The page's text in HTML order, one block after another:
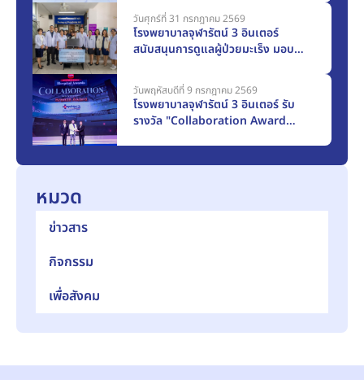
สมองระดับโลก
วันศุกร์ที่ 31 กรกฎาคม 2569
โรงพยาบาลจุฬารัตน์ 3 อินเตอร์
สนับสนุนการดูแลผู้ป่วยมะเร็ง มอบ
สมุทรปราการ มูลค่า 117,000 บาท
วันพฤหัสบดีที่ 9 กรกฎาคม 2569
โรงพยาบาลจุฬารัตน์ 3 อินเตอร์ รับ
รางวัล "Collaboration Award
หมวด
ข่าวสาร
กิจกรรม
เพื่อสังคม